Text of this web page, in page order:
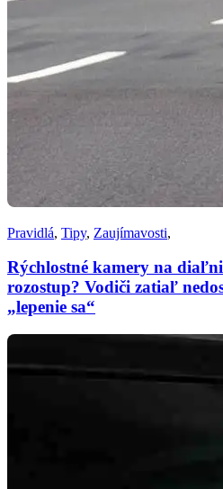
Pravidlá, Tipy, Zaujímavosti,
Rýchlostné kamery na
rozostup? Vodiči zatiaľ
„lepenie sa“